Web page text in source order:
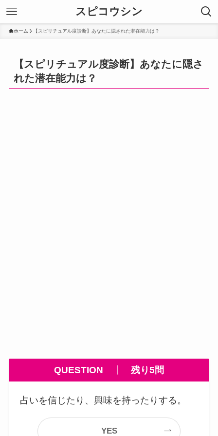
スピコウシン
ホーム 【スピリチュアル度診断】あなたに隠された潜在能力は？
【スピリチュアル度診断】あなたに隠さ
れた潜在能力は？
QUESTION 残り5問
占いを信じたり、興味を持ったりする。
YES